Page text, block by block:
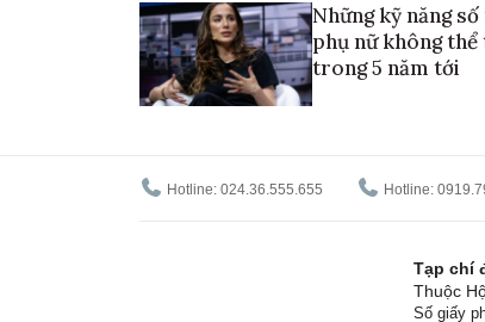
Những kỹ năng số
phụ nữ không thể
trong 5 năm tới
Hotline: 024.36.555.655 Hotline:
Tạp chí
Thuộc
Số giấy